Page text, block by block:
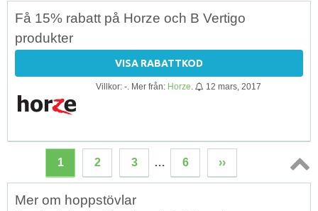
Få 15% rabatt på Horze och B Vertigo
produkter
VISA RABATTKOD
Villkor: -. Mer från: Horze 12 mars, 2017
1 2 3 … 6 ››
Topp
Mer om hoppstövlar